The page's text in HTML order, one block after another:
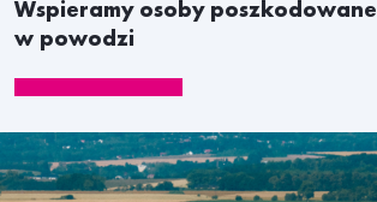
Wspieramy osoby poszkodowane
w powodzi